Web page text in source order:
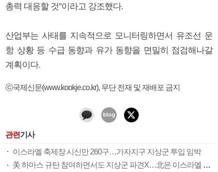
총력 대응할 것”이라고 강조했다.
산업부는 사태를 지속적으로 모니터링하면서 유조선 운
항 상황 등 수급 동향과 유가 동향을 면밀히 점검해나갈
계획이다.
ⓒ국제신문(www.kookje.co.kr), 무단 전재 및 재배포 금지
관련기사
이스라엘 축제장 시신만 260구…가자지구 지상군 투입 임박
美 하마스 규탄 참여하면서도 지상군 파견X…北은 이스라엘 비난